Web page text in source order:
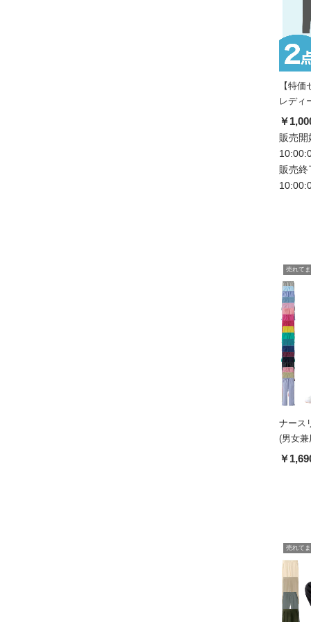
【特
レディ
￥
販売
販売
売れて
ナース
(男女兼
￥
売れて